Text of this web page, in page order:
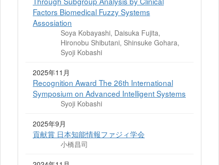
Factors Biomedical Fuzzy Systems
Assosiation
Soya Kobayashi, Daisuka Fujita,
Hironobu Shibutani, Shinsuke Gohara,
Syoji Kobashi
2025年11月
Recognition Award The 26th International
Symposium on Advanced Intelligent Systems
Syoji Kobashi
2025年9月
貢献賞 日本知能情報ファジィ学会
小橋昌司